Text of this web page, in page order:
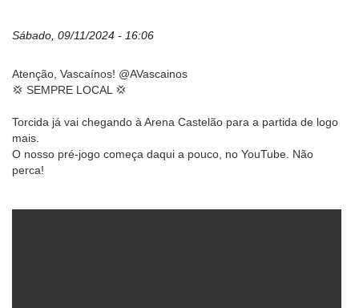
Sábado, 09/11/2024 - 16:06
Atenção, Vascaínos! @AVascainos
💢 SEMPRE LOCAL 💢
Torcida já vai chegando à Arena Castelão para a partida de logo
mais.
O nosso pré-jogo começa daqui a pouco, no YouTube. Não
perca!